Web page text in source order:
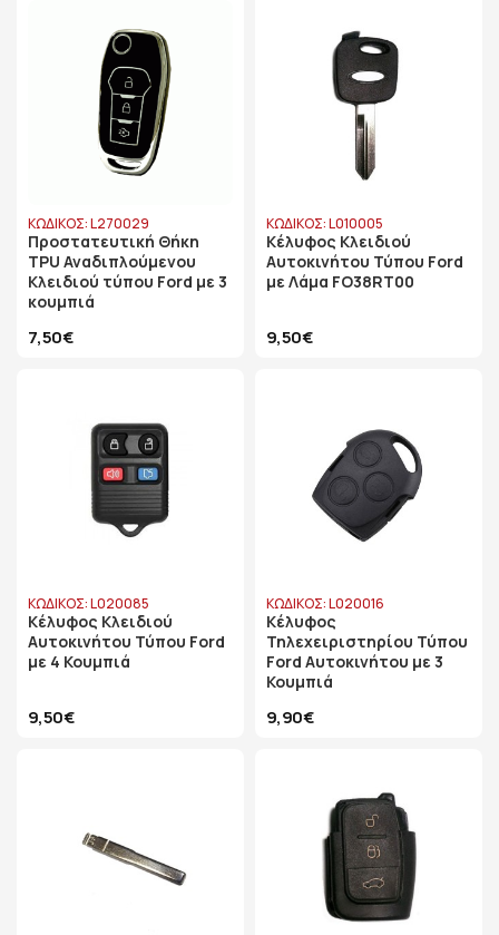
ΚΩΔΙΚΟΣ: L270029
Προστατευτική Θήκη
TPU Αναδιπλούμενου
Κλειδιού τύπου Ford με 3
κουμπιά
7,50€
ΚΩΔΙΚΟΣ: L010005
Κέλυφος Κλειδιού
Αυτοκινήτου Τύπου Ford
με Λάμα FO38RT00
9,50€
ΚΩΔΙΚΟΣ: L020085
Κέλυφος Κλειδιού
Αυτοκινήτου Τύπου Ford
με 4 Κουμπιά
9,50€
ΚΩΔΙΚΟΣ: L020016
Κέλυφος
Τηλεχειριστηρίου Τύπου
Ford Αυτοκινήτου με 3
Κουμπιά
9,90€